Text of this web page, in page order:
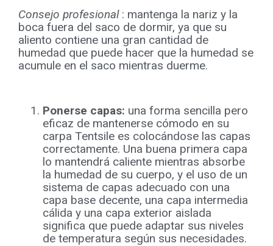
Consejo profesional: mantenga la nariz y la
boca fuera del saco de dormir, ya que su
aliento contiene una gran cantidad de
humedad que puede hacer que la humedad se
acumule en el saco mientras duerme.
Ponerse capas: una forma sencilla pero
eficaz de mantenerse cómodo en su
carpa Tentsile es colocándose las capas
correctamente. Una buena primera capa
lo mantendrá caliente mientras absorbe
la humedad de su cuerpo, y el uso de un
sistema de capas adecuado con una
capa base decente, una capa intermedia
cálida y una capa exterior aislada
significa que puede adaptar sus niveles
de temperatura según sus necesidades.